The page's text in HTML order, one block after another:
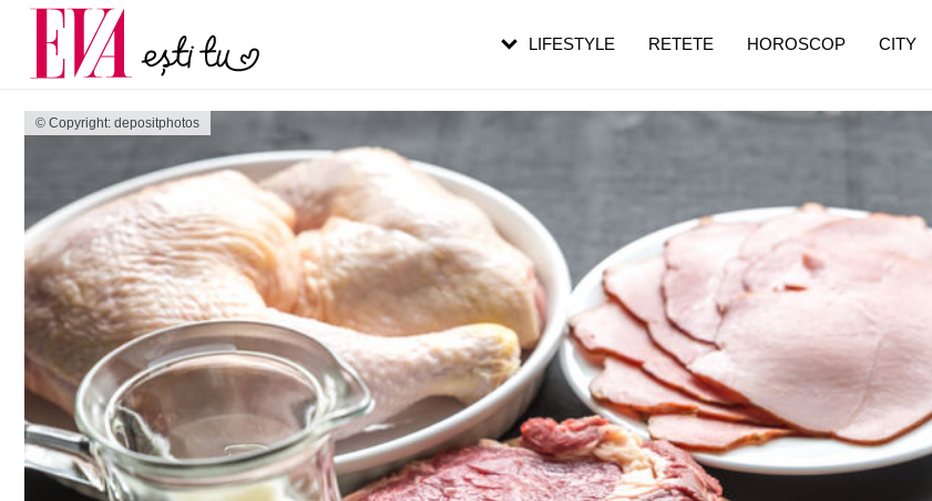
© Copyright: depositphotos
LIFESTYLE RETETE HOROSCOP CITY
Carieră
Actualitate
pe măsură ce înaintezi în vârstă